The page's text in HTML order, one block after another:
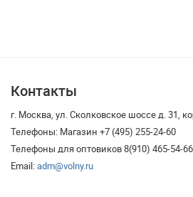
Контакты
г. Москва, ул. Сколковское шоссе д. 31,
Телефоны: Магазин +7 (495) 255-24-60
Телефоны для оптовиков 8(910) 465-54-66
Email:adm@volny.ru